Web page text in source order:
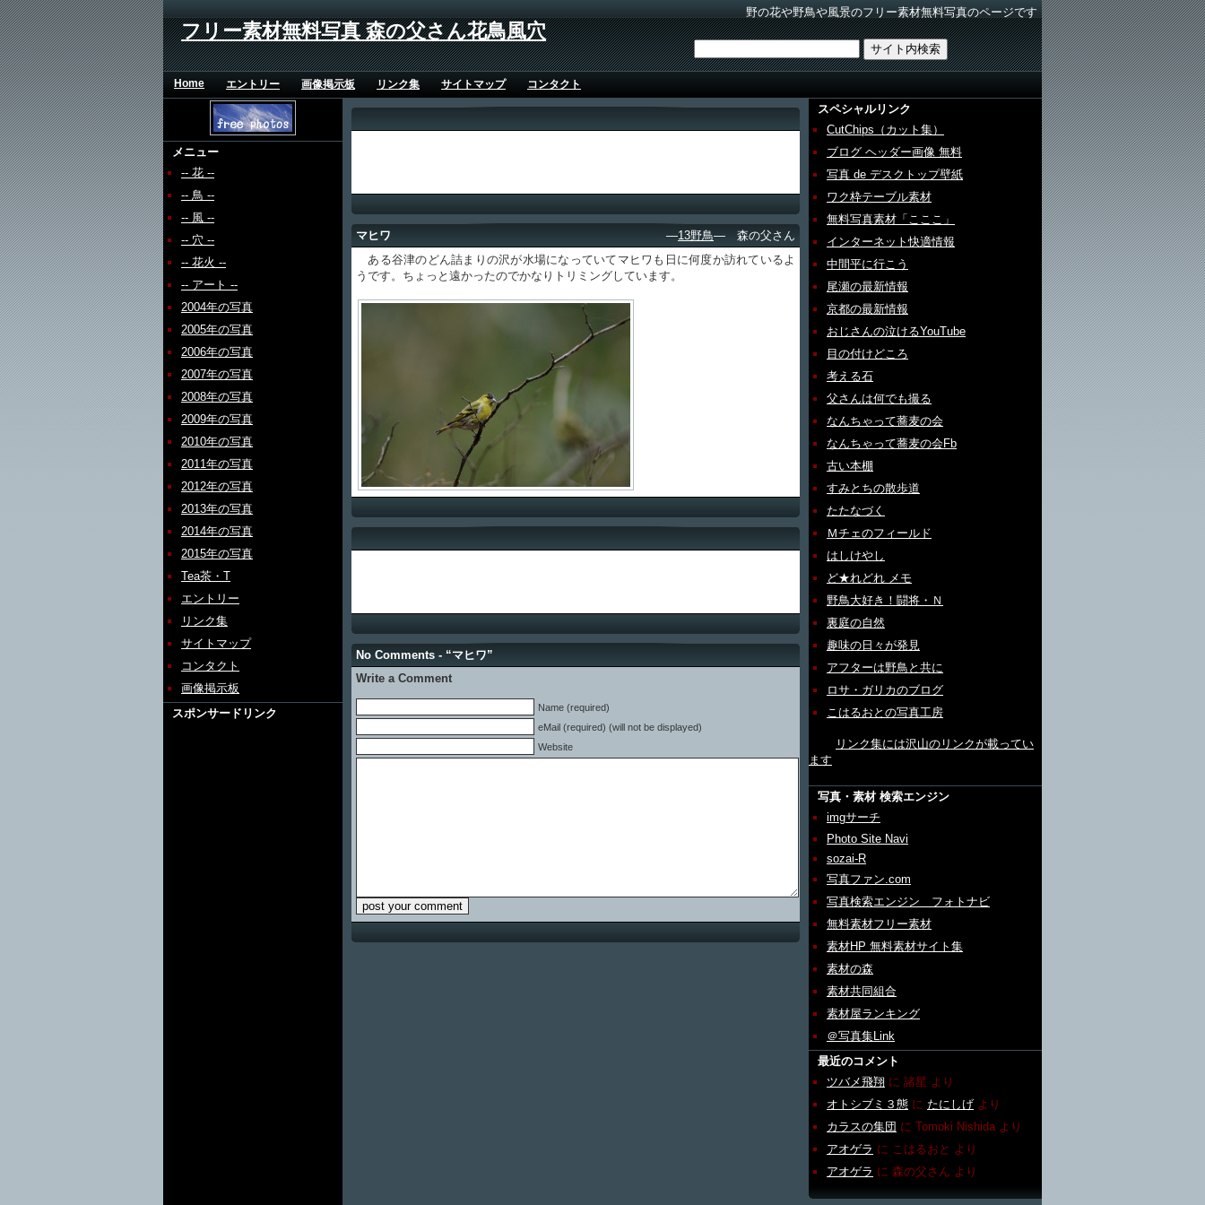
野の花や野鳥や風景のフリー素材無料写真のページです
フリー素材無料写真 森の父さん花鳥風穴
Home エントリー 画像掲示板 リンク集 サイトマップ コンタクト
メニュー
-- 花 --
-- 鳥 --
-- 風 --
-- 穴 --
-- 花火 --
-- アート --
2004年の写真
2005年の写真
2006年の写真
2007年の写真
2008年の写真
2009年の写真
2010年の写真
2011年の写真
2012年の写真
2013年の写真
2014年の写真
2015年の写真
Tea茶・T
エントリー
リンク集
サイトマップ
コンタクト
画像掲示板
スポンサードリンク
マヒワ ―13野鳥― 森の父さん
ある谷津のどん詰まりの沢が水場になっていてマヒワも日に何度か訪れているよ
うです。ちょっと遠かったのでかなりトリミングしています。
No Comments - “マヒワ”
Write a Comment
Name (required)
eMail (required) (will not be displayed)
Website
スペシャルリンク
CutChips（カット集）
ブログ ヘッダー画像 無料
写真 de デスクトップ壁紙
ワク枠テーブル素材
無料写真素材「こここ」
インターネット快適情報
中間平に行こう
尾瀬の最新情報
京都の最新情報
おじさんの泣けるYouTube
目の付けどころ
考える石
父さんは何でも撮る
なんちゃって蕎麦の会
なんちゃって蕎麦の会Fb
古い本棚
すみとちの散歩道
たたなづく
Ｍチェのフィールド
はしけやし
ど★れどれ メモ
野鳥大好き！闘将・Ｎ
裏庭の自然
趣味の日々が発見
アフターは野鳥と共に
ロサ・ガリカのブログ
こはるおとの写真工房
リンク集には沢山のリンクが載ってい
ます
写真・素材 検索エンジン
imgサーチ
Photo Site Navi
sozai-R
写真ファン.com
写真検索エンジン フォトナビ
無料素材フリー素材
素材HP 無料素材サイト集
素材の森
素材共同組合
素材屋ランキング
＠写真集Link
最近のコメント
ツバメ飛翔 に 諸星 より
オトシブミ３態 に たにしげ より
カラスの集団 に Tomoki Nishida より
アオゲラ に こはるおと より
アオゲラ に 森の父さん より